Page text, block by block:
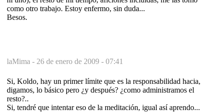
como otro trabajo. Estoy enfermo, sin duda...
Besos.
laMima - 26 de enero de 2009 - 07:41
Si, Koldo, hay un primer límite que es la responsabilidad hacia,
digamos, lo básico pero ¿y después? ¿como administramos el
resto?..
Si, tendré que intentar eso de la meditación, igual así aprendo...